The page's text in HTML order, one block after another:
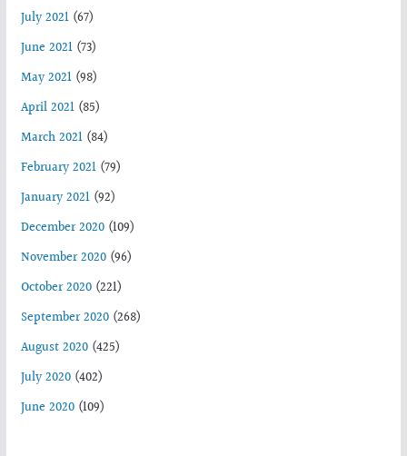
July 2021(67)
June 2021(73)
May 2021(98)
April 2021(85)
March 2021(84)
February 2021(79)
January 2021(92)
December 2020(109)
November 2020(96)
October 2020(221)
September 2020(268)
August 2020(425)
July 2020(402)
June 2020(109)